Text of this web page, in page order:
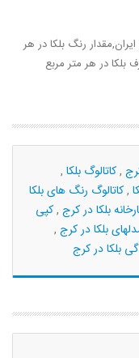
رنگ بلکا در هر
بلکا در هر متر مربع
,کاتالوگ بلکا ,
,کاتالوگ رنگ های بلکا
بلکا در کرج ,کپی
بلکا در کرج ,
بلکا در کرج